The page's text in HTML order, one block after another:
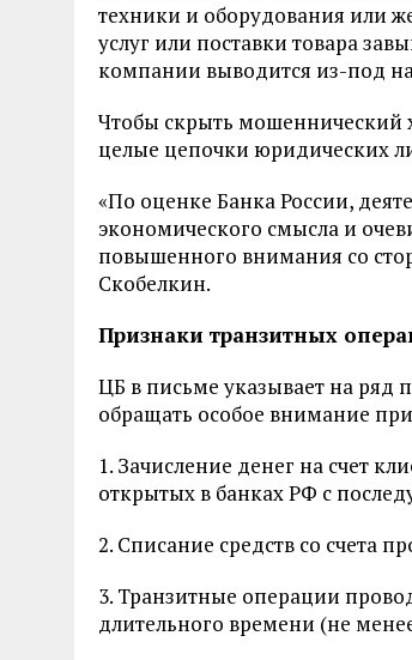
техники и оборудования или
услуг или поставки товара
компании выводится из-под
Чтобы скрыть мошеннический
целые цепочки юридических
«По оценке Банка России,
экономического смысла и
повышенного внимания со
Скобелкин.
Признаки транзитных
ЦБ в письме указывает на ряд
обращать особое внимание
1. Зачисление денег на счет
открытых в банках РФ с
2. Списание средств со счета
3. Транзитные операции
длительного времени (не